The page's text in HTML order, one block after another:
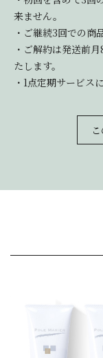
来ません。
・ご継続3回での
・ご解約は発送前
たします。
・1点定期サービス